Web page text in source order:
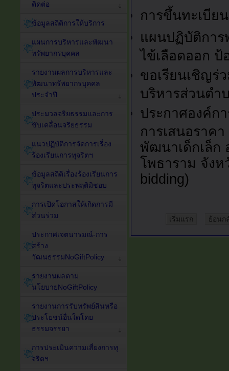
การขึ้นทะเบีย
แผนปฏิบัติการ
ไข้เลือดออก ป้
ขอเรียนเชิญร่
บริหารส่วนตำ
ประกาศองค์ก
การเสนอราค
พัฒนาเด็กเล็ก
โพธาราม จังห
bidding)
เริ่มแรก ย้อนก
ติดต่อ
ข้อมูลสถิติการให้บริการ
แผนการบริหารและพัฒนา
ทรัพยากรบุคคล
รายงานผลการบริหารและ
พัฒนาทรัพยากรบุคคล
ประจำปี
ประมวลจริยธรรมและการ
ขับเคลื่อนจริยธรรม
แนวปฏิบัติการจัดการเรื่อง
ร้องเรียนการทุจริตฯ
ข้อมูลสถิติเรื่องร้องเรียนการ
ทุจริตและประพฤติมิชอบ
การเปิดโอกาสให้เกิดการมี
ส่วนร่วม
ประกาศเจตนารมณ์-การ
สร้าง
วัฒนธรรมNoGiftPolicy
รายงานผลตาม
นโยบายNoGiftPolicy
รายงานการรับทรัพย์สินหรือ
ประโยชน์อื่นใดโดย
ธรรมจรรยา
การประเมินความเสี่ยงการทุ
จริตฯ